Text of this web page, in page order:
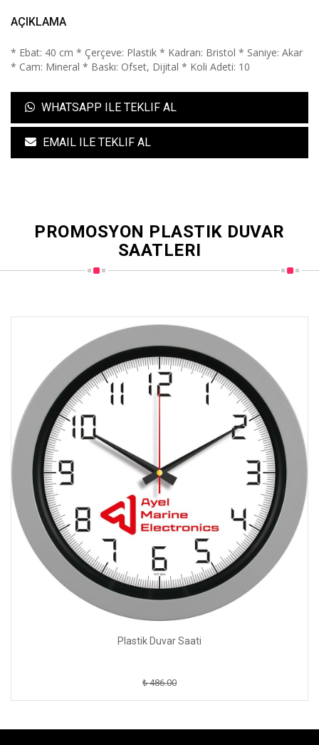
AÇIKLAMA
* Ebat: 40 cm * Çerçeve: Plastik * Kadran: Bristol * Saniye: Akar
* Cam: Mineral * Baskı: Ofset, Dijital * Koli Adeti: 10
WHATSAPP ILE TEKLIF AL
EMAIL ILE TEKLIF AL
PROMOSYON PLASTIK DUVAR
SAATLERI
Plastik Duvar Saati
₺ 486.00